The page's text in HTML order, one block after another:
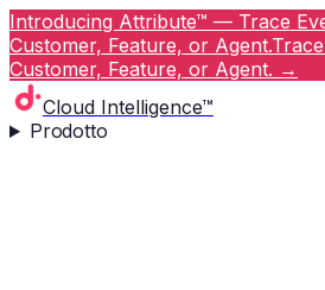
Introducing Attribute™ — Trace
Customer, Feature, or Agent.
Customer, Feature, or Agent. →
Cloud Intelligence™
Prodotto